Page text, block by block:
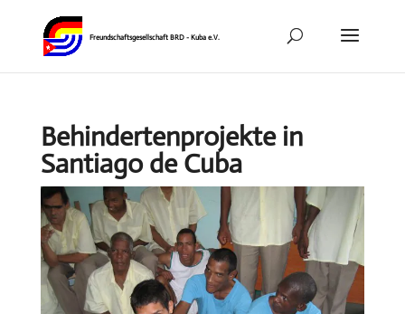
Behindertenprojekte in
Santiago de Cuba